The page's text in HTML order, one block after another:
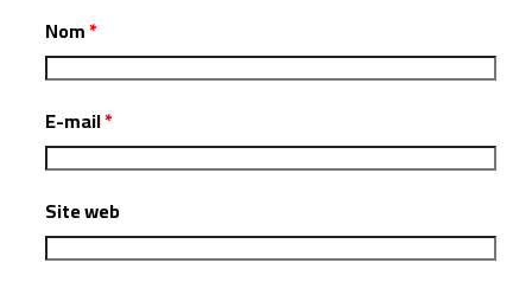
Nom*
E-mail*
Site web